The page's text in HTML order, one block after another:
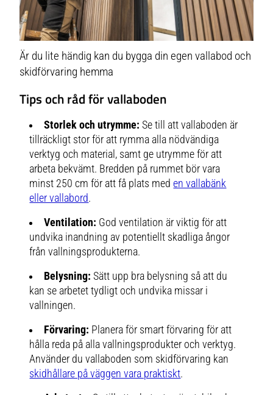
Är du lite händig kan du bygga din egen vallabod och
skidförvaring hemma
Tips och råd för vallaboden
Storlek och utrymme: Se till att vallaboden är
tillräckligt stor för att rymma alla nödvändiga
verktyg och material, samt ge utrymme för att
arbeta bekvämt. Bredden på rummet bör vara
minst 250 cm för att få plats meden vallabänk
eller vallabord.
Ventilation: God ventilation är viktig för att
undvika inandning av potentiellt skadliga ångor
från vallningsprodukterna.
Belysning: Sätt upp bra belysning så att du
kan se arbetet tydligt och undvika missar i
vallningen.
Förvaring: Planera för smart förvaring för att
hålla reda på alla vallningsprodukter och verktyg.
Använder du vallaboden som skidförvaring kan
skidhållare på väggen vara praktiskt.